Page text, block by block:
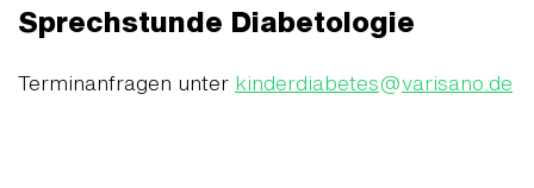
Sprechstunde Diabetologie
Terminanfragen unter kinderdiabetes@varisano.de